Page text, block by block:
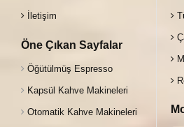
İletişim
Öne Çıkan Sayfalar
Öğütülmüş Espresso
Kapsül Kahve Makineleri
Otomatik Kahve Makineleri